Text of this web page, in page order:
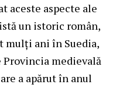
aceste aspecte ale
un istoric român,
mulți ani în Suedia,
Provincia medievală
a apărut în anul